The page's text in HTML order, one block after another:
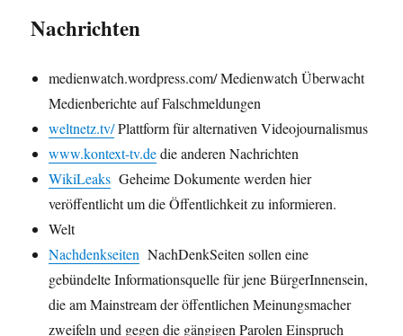
Nachrichten
medienwatch.wordpress.com/ Medienwatch Überwacht
Medienberichte auf Falschmeldungen
weltnetz.tv/Plattform für alternativen Videojournalismus
www.kontext-tv.dedie anderen Nachrichten
WikiLeaks Geheime Dokumente werden hier
veröffentlicht um die Öffentlichkeit zu informieren.
Welt
Nachdenkseiten NachDenkSeiten sollen eine
gebündelte Informationsquelle für jene BürgerInnensein,
die am Mainstream der öffentlichen Meinungsmacher
zweifeln und gegen die gängigen Parolen Einspruch